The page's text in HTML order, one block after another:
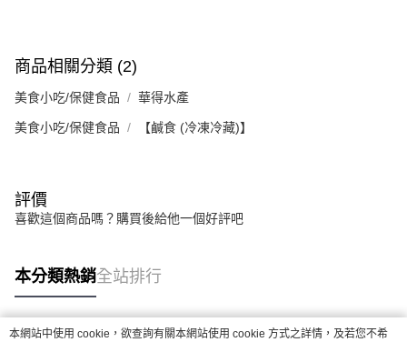
商品相關分類 (2)
美食小吃/保健食品 華得水產
美食小吃/保健食品 【鹹食 (冷凍冷藏)】
評價
喜歡這個商品嗎？購買後給他一個好評吧
本分類熱銷全站排行
本網站中使用 cookie，欲查詢有關本網站使用 cookie 方式之詳情，及若您不希